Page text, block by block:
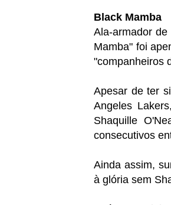
Black Mamba
Ala-armador
Mamba" foi
"companheiros
Apesar de ter
Angeles
Shaquille
consecutivos
Ainda assim,
à glória sem